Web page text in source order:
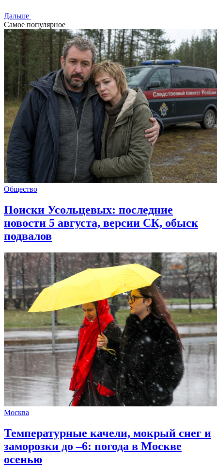
Дальше
Самое популярное
Общество
Поиски Усольцевых: последние
новости 5 августа, версии СК, обыск
подвалов
Москва
Температурные качели, мокрый снег и
заморозки до –6: погода в Москве
осенью